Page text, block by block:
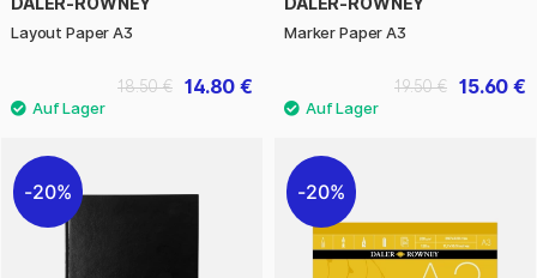
Layout Paper A3
14.80 €
18.50 €
Marker Paper A3
15.60 €
19.50 €
20% 20%